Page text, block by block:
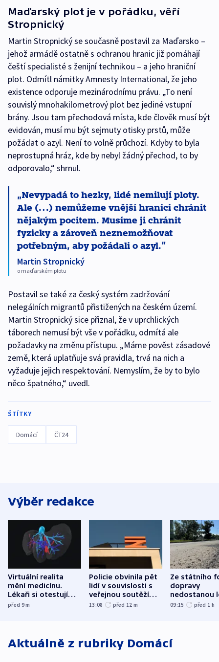
Maďarský plot je v pořádku, věří
Stropnický
Martin Stropnický se současně postavil za Maďarsko –
jehož armádě ostatně s ochranou hranic již pomáhají
čeští specialisté s ženijní technikou – a jeho hraniční
plot. Odmítl námitky Amnesty International, že jeho
existence odporuje mezinárodnímu právu. „To není
souvislý mnohakilometrový plot bez jediné vstupní
brány. Jsou tam přechodová místa, kde člověk musí být
evidován, musí mu být sejmuty otisky prstů, může
požádat o azyl. Není to volně průchozí. Kdyby to byla
neprostupná hráz, kde by nebyl žádný přechod, to by
odporovalo,“ shrnul.
Nevypadá to hezky, lidé nemilují ploty.
Ale (…) nemůžeme vnější hranici chránit
nějakým pocitem. Musíme ji chránit
fyzicky a zároveň neznemožňovat
potřebným, aby požádali o azyl.
Martin Stropnický
o maďarském plotu
Postavil se také za český systém zadržování
nelegálních migrantů přistižených na českém území.
Martin Stropnický sice přiznal, že v uprchlických
táborech nemusí být vše v pořádku, odmítá ale
požadavky na změnu přístupu. „Máme pověst zásadové
země, která uplatňuje svá pravidla, trvá na nich a
vyžaduje jejich respektování. Nemyslím, že by to bylo
něco špatného,“ uvedl.
ŠTÍTKY
Domácí ČT24
Výběr redakce
Virtuální realita
mění medicínu.
Lékaři si otestují
každý řez, říká
před 9m
Policie obvinila pět
lidí v souvislosti s
veřejnou soutěží
Správy železnic
13:08 před 12 m
Ze státního
dopravy
nedostanou
kraje na
09:15 před 1 h
Aktuálně z rubriky Domácí